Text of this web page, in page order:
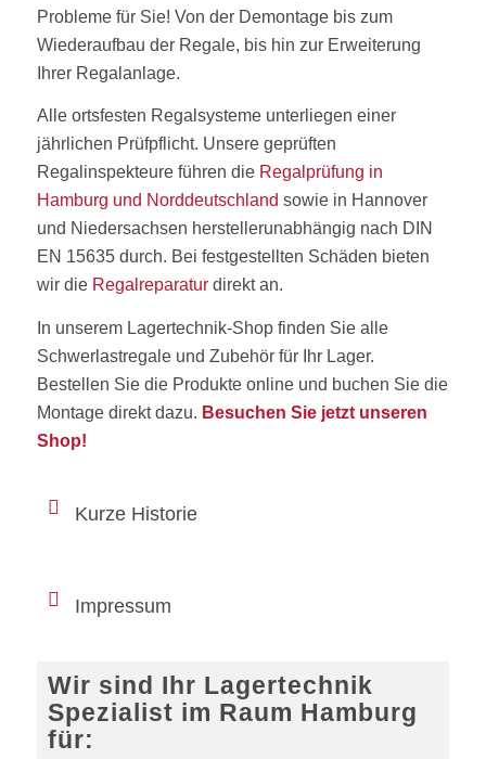
Probleme für Sie! Von der Demontage bis zum
Wiederaufbau der Regale, bis hin zur Erweiterung
Ihrer Regalanlage.
Alle ortsfesten Regalsysteme unterliegen einer
jährlichen Prüfpflicht. Unsere geprüften
Regalinspekteure führen die Regalprüfung in
Hamburg und Norddeutschland sowie in Hannover
und Niedersachsen herstellerunabhängig nach DIN
EN 15635 durch. Bei festgestellten Schäden bieten
wir die Regalreparaturdirekt an.
In unserem Lagertechnik-Shop finden Sie alle
Schwerlastregale und Zubehör für Ihr Lager.
Bestellen Sie die Produkte online und buchen Sie die
Montage direkt dazu. Besuchen Sie jetzt unseren
Shop!
Kurze Historie
Impressum
Wir sind Ihr Lagertechnik
Spezialist im Raum Hamburg
für: